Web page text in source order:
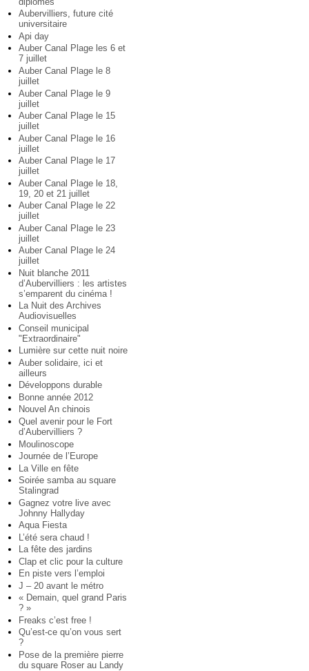
Aubervilliers, future cité
universitaire
Api day
Auber Canal Plage les 6 et
7 juillet
Auber Canal Plage le 8
juillet
Auber Canal Plage le 9
juillet
Auber Canal Plage le 15
juillet
Auber Canal Plage le 16
juillet
Auber Canal Plage le 17
juillet
Auber Canal Plage le 18,
19, 20 et 21 juillet
Auber Canal Plage le 22
juillet
Auber Canal Plage le 23
juillet
Auber Canal Plage le 24
juillet
Nuit blanche 2011
d’Aubervilliers : les artistes
s’emparent du cinéma !
La Nuit des Archives
Audiovisuelles
Conseil municipal
"Extraordinaire"
Lumière sur cette nuit noire
Auber solidaire, ici et
ailleurs
Développons durable
Bonne année 2012
Nouvel An chinois
Quel avenir pour le Fort
d’Aubervilliers ?
Moulinoscope
Journée de l’Europe
La Ville en fête
Soirée samba au square
Stalingrad
Gagnez votre live avec
Johnny Hallyday
Aqua Fiesta
L’été sera chaud !
La fête des jardins
Clap et clic pour la culture
En piste vers l’emploi
J – 20 avant le métro
« Demain, quel grand Paris
? »
Freaks c’est free !
Qu’est-ce qu’on vous sert
?
Pose de la première pierre
du square Roser au Landy